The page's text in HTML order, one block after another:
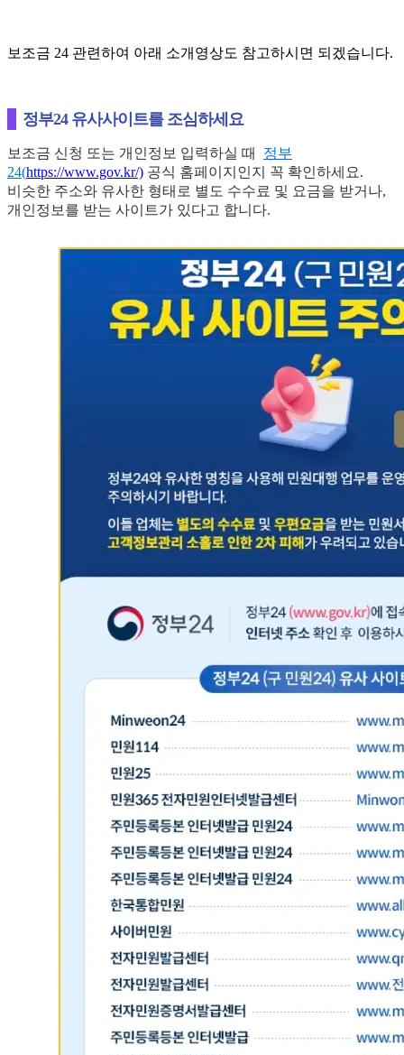
보조금 24 관련하여 아래 소개영상도 참고하시면 되겠습니다.
정부24 유사사이트를 조심하세요
보조금 신청 또는 개인정보 입력하실 때
정부
24(https://www.gov.kr/) 공식 홈페이지인지 꼭 확인하세요.
비슷한 주소와 유사한 형태로 별도 수수료 및 요금을 받거나,
개인정보를 받는 사이트가 있다고 합니다.